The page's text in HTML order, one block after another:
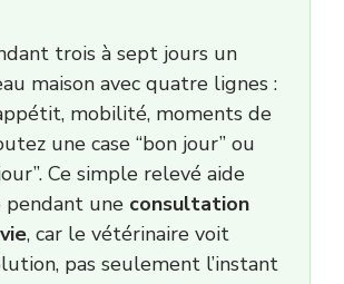
trois à sept jours un
maison avec quatre lignes :
mobilité, moments de
une case “bon jour” ou
Ce simple relevé aide
pendant une consultation
, car le vétérinaire voit
pas seulement l’instant